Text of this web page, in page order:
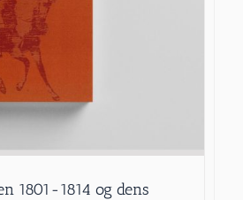
1801-1814 og dens